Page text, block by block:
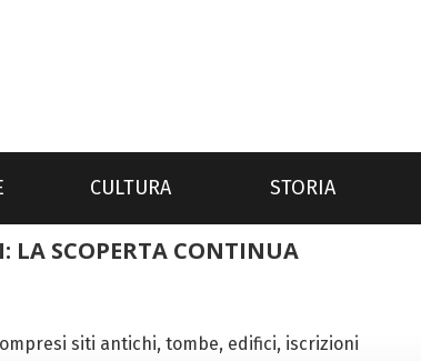
CULTURA STORIA
LA SCOPERTA CONTINUA
siti antichi, tombe, edifici, iscrizioni